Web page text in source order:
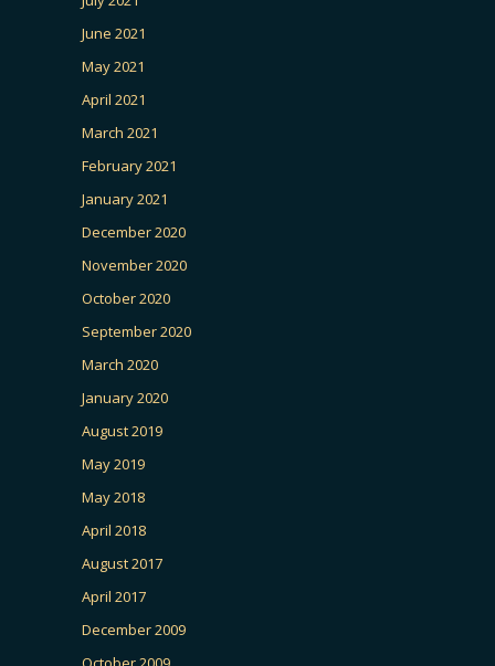
June 2021
May 2021
April 2021
March 2021
February 2021
January 2021
December 2020
November 2020
October 2020
September 2020
March 2020
January 2020
August 2019
May 2019
May 2018
April 2018
August 2017
April 2017
December 2009